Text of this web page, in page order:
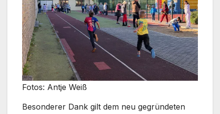
Fotos: Antje Weiß
Besonderer Dank gilt dem neu gegründeten